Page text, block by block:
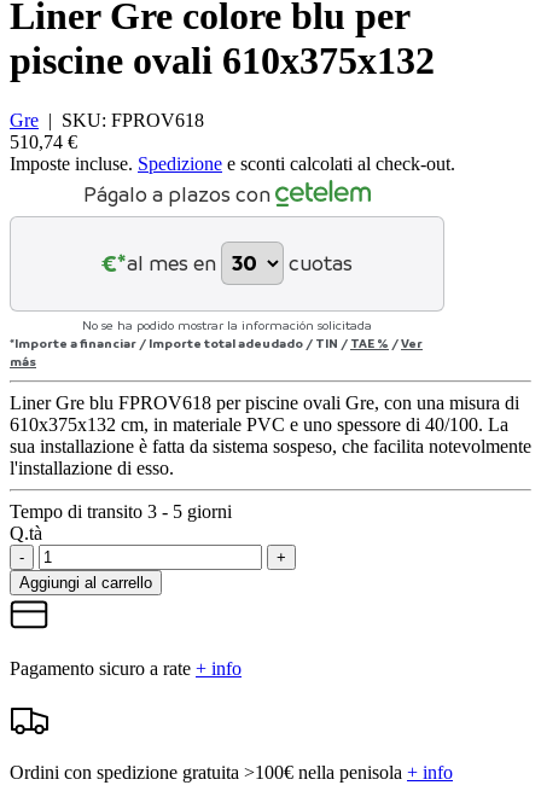
Liner Gre colore blu per
piscine ovali 610x375x132
Gre | SKU: FPROV618
510,74 €
Imposte incluse. Spedizione e sconti calcolati al check-out.
Págalo a plazos con
€*al mes en cuotas
No se ha podido mostrar la información solicitada
*Importe a financiar / Importe total adeudado / TIN / TAE % /Ver
más
Liner Gre blu FPROV618 per piscine ovali Gre, con una misura di
610x375x132 cm, in materiale PVC e uno spessore di 40/100. La
sua installazione è fatta da sistema sospeso, che facilita notevolmente
l'installazione di esso.
Tempo di transito 3 - 5 giorni
Q.tà
-
+
Aggiungi al carrello
Pagamento sicuro a rate + info
Ordini con spedizione gratuita >100€ nella penisola + info